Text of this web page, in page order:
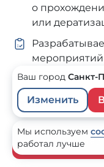
о
или
паразитами в
от 20 ₽ за м²
Оставить
Мы используем
работал лучше
Ваш город Санкт-
Изменить